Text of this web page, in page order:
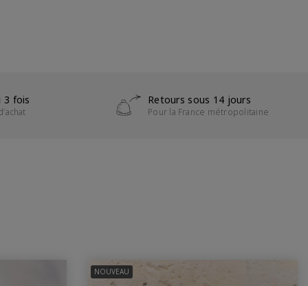
3 fois Retours sous 14 jours
Pour la France métropolitaine
NOUVEAU